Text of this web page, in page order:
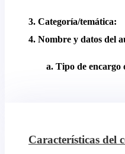
3. Categoría/temática:
4. Nombre y datos del
a. Tipo de encargo
Características del